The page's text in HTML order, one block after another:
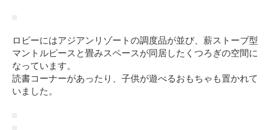
ロビーにはアジアンリゾートの調度品が並び、薪ストーブ型
マントルピースと畳みスペースが同居したくつろぎの空間に
なっています。
読書コーナーがあったり、子供が遊べるおもちゃも置かれて
いました。